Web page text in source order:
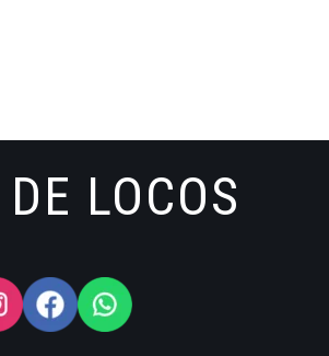
LOCOS